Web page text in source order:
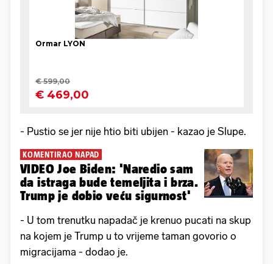
- Pustio se jer nije htio biti ubijen - kazao je Slupe.
KOMENTIRAO NAPAD
VIDEO Joe Biden: 'Naredio sam
da istraga bude temeljita i brza.
Trump je dobio veću sigurnost'
- U tom trenutku napadač je krenuo pucati na skup
na kojem je Trump u to vrijeme taman govorio o
migracijama - dodao je.